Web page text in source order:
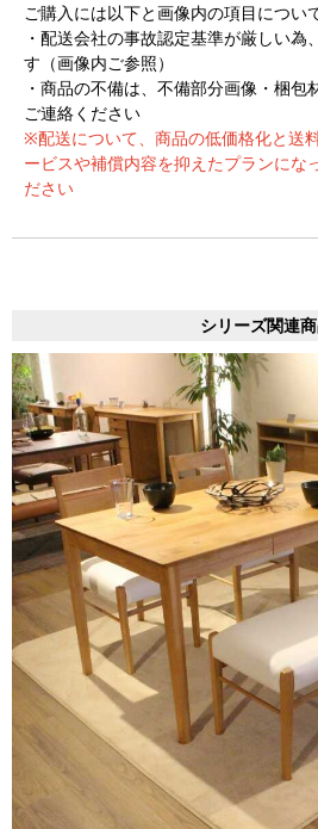
ご購入には以下と画像内の項目につい
・配送会社の事故認定基準が厳しい為
す（画像内ご参照）
・商品の不備は、不備部分画像・梱包
ご連絡ください
※配送について、商品の低価格化と送
ービスや補償内容を抑えたプランにな
ださい
シリーズ関連